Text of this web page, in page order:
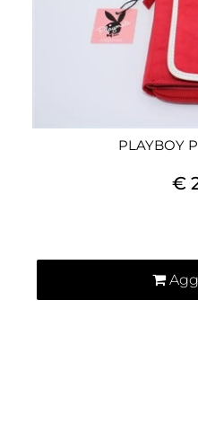
PLAYBOY
€